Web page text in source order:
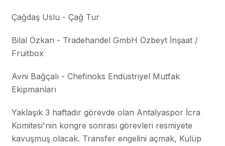
Çağdaş Uslu - Çağ Tur
Bilal Özkan - Tradehandel GmbH Özbeyt İnşaat /
Fruitbox
Avni Bağçalı - Chefinoks Endüstriyel Mutfak
Ekipmanları
Yaklaşık 3 haftadır görevde olan Antalyaspor İcra
Komitesi'nin kongre sonrası görevleri resmiyete
kavuşmuş olacak. Transfer engelini açmak, Kulüp